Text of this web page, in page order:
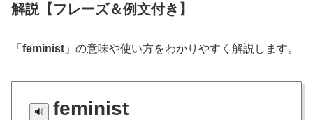
解説【フレーズ＆例文付き】
「 feminist 」の意味や使い方をわかりやすく解説します。
feminist